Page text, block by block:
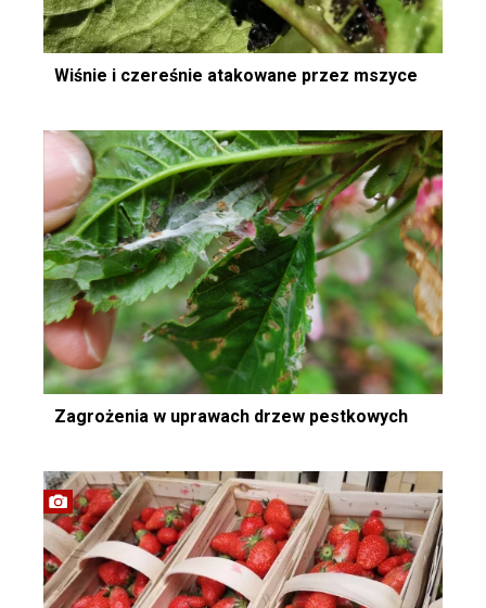
Wiśnie i czereśnie atakowane przez mszyce
Zagrożenia w uprawach drzew pestkowych